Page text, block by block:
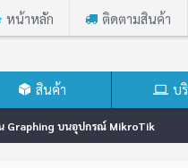
หน้าหลัก ติดตามสินค้า
สินค้า บ
Graphing บนอุปกรณ์ MikroTik